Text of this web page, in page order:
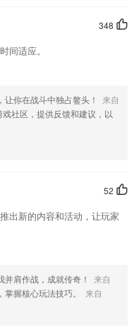
您喜欢这款软件，您可以到应
以帮助我们更好的对产品进行
348
间适应。
让你在战斗中独占鳌头！
来自
社区，提供反馈和建议，以
52
出新的内容和活动，让玩家
并肩作战，成就传奇！
来自
握核心玩法技巧。
来自